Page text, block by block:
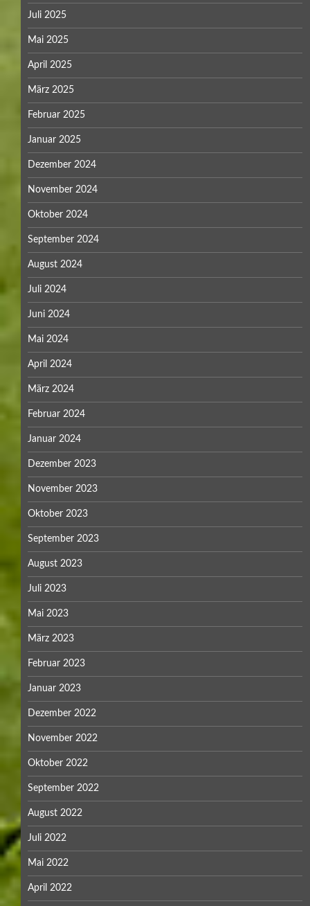
Juli 2025
Mai 2025
April 2025
März 2025
Februar 2025
Januar 2025
Dezember 2024
November 2024
Oktober 2024
September 2024
August 2024
Juli 2024
Juni 2024
Mai 2024
April 2024
März 2024
Februar 2024
Januar 2024
Dezember 2023
November 2023
Oktober 2023
September 2023
August 2023
Juli 2023
Mai 2023
März 2023
Februar 2023
Januar 2023
Dezember 2022
November 2022
Oktober 2022
September 2022
August 2022
Juli 2022
Mai 2022
April 2022